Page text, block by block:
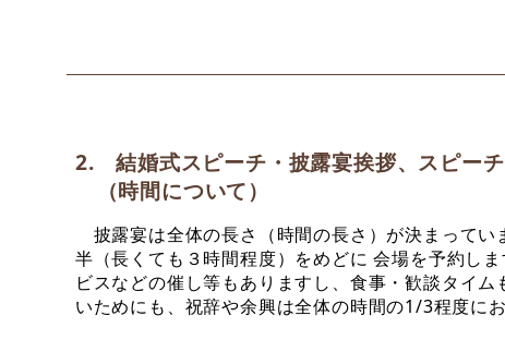
2. 結婚式スピーチ・披露宴挨拶、スピーチ
（時間について）
披露宴は全体の長さ（時間の長さ）が決まって
半（長くても３時間程度）をめどに 会場を予約し
ビスなどの催し等もありますし、食事・歓談タイ
いためにも、祝辞や余興は全体の時間の1/3程度に